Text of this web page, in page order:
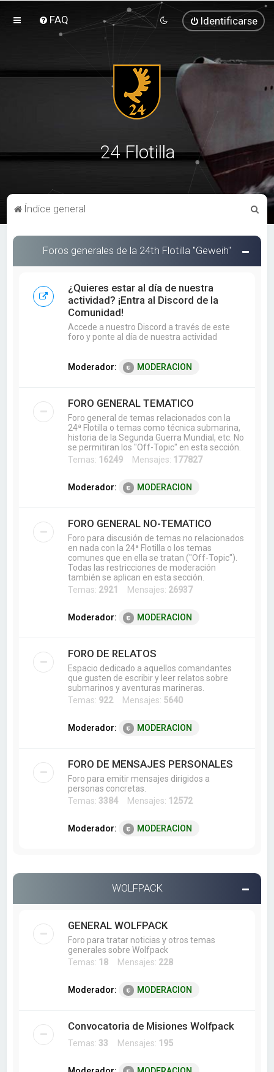
FAQ Identificarse
24 Flotilla
Índice general
s
Foros generales de la 24th Flotilla "Geweih"
¿Quieres estar al día de nuestra
actividad? ¡Entra al Discord de la
Comunidad!
Accede a nuestro Discord a través de este
foro y ponte al día de nuestra actividad
Moderador: MODERACION
FORO GENERAL TEMATICO
Foro general de temas relacionados con la
24ª Flotilla o temas como técnica submarina,
historia de la Segunda Guerra Mundial, etc. No
se permitiran los "Off-Topic" en esta sección.
Temas: 16249 Mensajes: 177827
Moderador: MODERACION
FORO GENERAL NO-TEMATICO
Foro para discusión de temas no relacionados
en nada con la 24ª Flotilla o los temas
comunes que en ella se tratan ("Off-Topic").
Todas las restricciones de moderación
también se aplican en esta sección.
Temas: 2921 Mensajes: 26937
Moderador: MODERACION
FORO DE RELATOS
Espacio dedicado a aquellos comandantes
que gusten de escribir y leer relatos sobre
submarinos y aventuras marineras.
Temas: 922Mensajes: 5640
Moderador: MODERACION
FORO DE MENSAJES PERSONALES
Foro para emitir mensajes dirigidos a
personas concretas.
Temas: 3384 Mensajes: 12572
Moderador: MODERACION
WOLFPACK
GENERAL WOLFPACK
Foro para tratar noticias y otros temas
generales sobre Wolfpack
Temas: 18 Mensajes: 228
Moderador: MODERACION
Convocatoria de Misiones Wolfpack
Temas: 33 Mensajes: 195